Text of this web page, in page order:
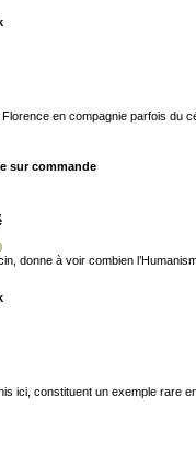
en compagnie parfois du
sur commande
donne à voir combien
ici, constituent un exemple rare